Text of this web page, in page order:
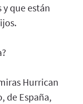
que están
Hurrican
de España,